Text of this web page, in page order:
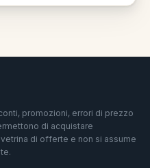
promozioni, errori di prezzo
di acquistare
di offerte e non si assume